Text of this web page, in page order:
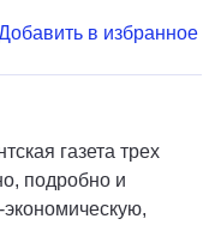
в избранное
газета трех
подробно и